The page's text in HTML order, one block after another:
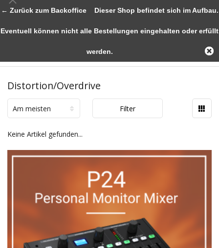
Distortion/Overdrive
Am meisten Filter
Keine Artikel gefunden...
← Zurück zum BackofficeDieser Shop befindet sich im Aufbau.
Eventuell können nicht alle Bestellungen eingehalten oder erfüllt
werden.